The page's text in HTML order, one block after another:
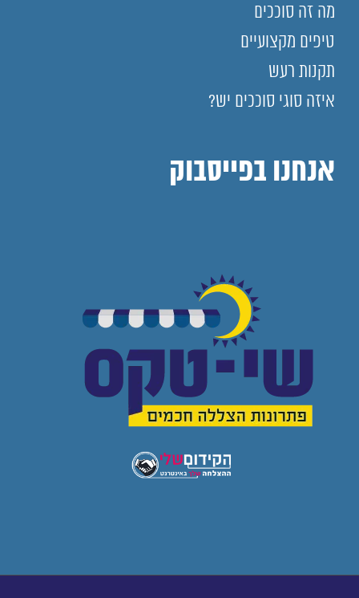
מה זה סוככים
טיפים מקצועיים
תקנות רעש
איזה סוגי סוככים יש?
אנחנו בפייסבוק